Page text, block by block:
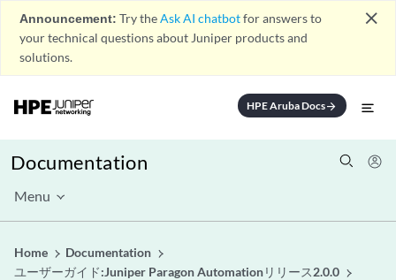
Announcement: Try theAsk AI chatbotfor answers to
your technical questions about Juniper products and
solutions.
close
HPE Aruba Docsarrow_forward
Documentation
Menu
Home
Documentation
ユーザーガイド:Juniper Paragon Automationリリース2.0.0